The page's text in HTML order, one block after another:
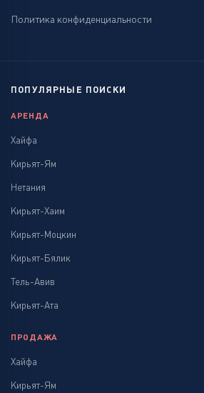
Политика конфиденциальности
ПОПУЛЯРНЫЕ ПОИСКИ
АРЕНДА
Хайфа
Кирьят-Ям
Нетания
Кирьят-Хаим
Кирьят-Моцкин
Кирьят-Бялик
Тель-Авив
Кирьят-Ата
ПРОДАЖА
Хайфа
Кирьят-Ям